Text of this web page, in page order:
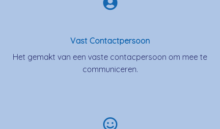
Vast Contactpersoon
Het gemakt van een vaste contacpersoon om mee te
communiceren.